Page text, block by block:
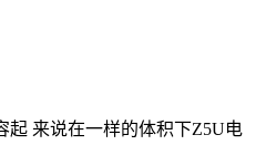
来说在一样的体积下Z5U电